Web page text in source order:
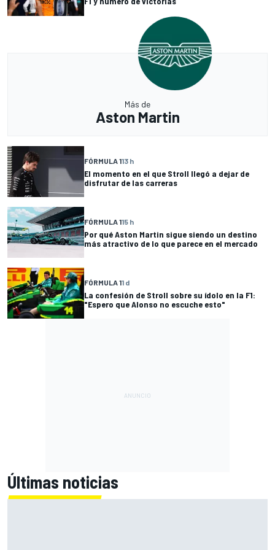
Más de
Aston Martin
FÓRMULA 113 h
El momento en el que Stroll llegó a dejar de
disfrutar de las carreras
FÓRMULA 115 h
Por qué Aston Martin sigue siendo un destino
más atractivo de lo que parece en el mercado
FÓRMULA 11 d
La confesión de Stroll sobre su ídolo en la F1:
"Espero que Alonso no escuche esto"
Últimas noticias